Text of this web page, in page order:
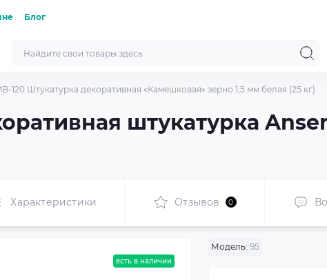
Блог
120 Штукатурка декоративная «Камешковая» зерно 1,5 мм белая (25 кг)
штукатурка
Характеристики Отзывов 0
есть в наличии
Модель: 95